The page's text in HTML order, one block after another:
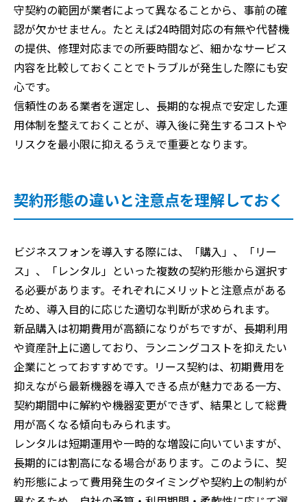
守契約の範囲が業者によって異なることから、事前の確
認が欠かせません。たとえば24時間対応の有無や代替機
の提供、修理対応までの所要時間など、細かなサービス
内容を比較しておくことでトラブルが発生した際にも安
心です。
信頼性のある業者を選定し、長期的な視点で安定した運
用体制を整えておくことが、導入後に発生するコストや
リスクを最小限に抑えるうえで重要となります。
契約形態の違いと注意点を理解しておく
ビジネスフォンを導入する際には、「購入」、「リー
ス」、「レンタル」といった複数の契約形態から選択す
る必要があります。それぞれにメリットと注意点がある
ため、導入目的に応じた適切な判断が求められます。
新品購入は初期費用が高額になりがちですが、長期利用
や資産計上に適しており、ランニングコストを抑えたい
企業にとっておすすめです。リース契約は、初期費用を
抑えながら最新機器を導入できる点が魅力である一方、
契約期間中に解約や機器変更ができず、結果として総費
用が高くなる傾向もみられます。
レンタルは短期運用や一時的な増設に向いていますが、
長期的には割高になる場合があります。このように、契
約形態によって費用発生のタイミングや契約上の制約が